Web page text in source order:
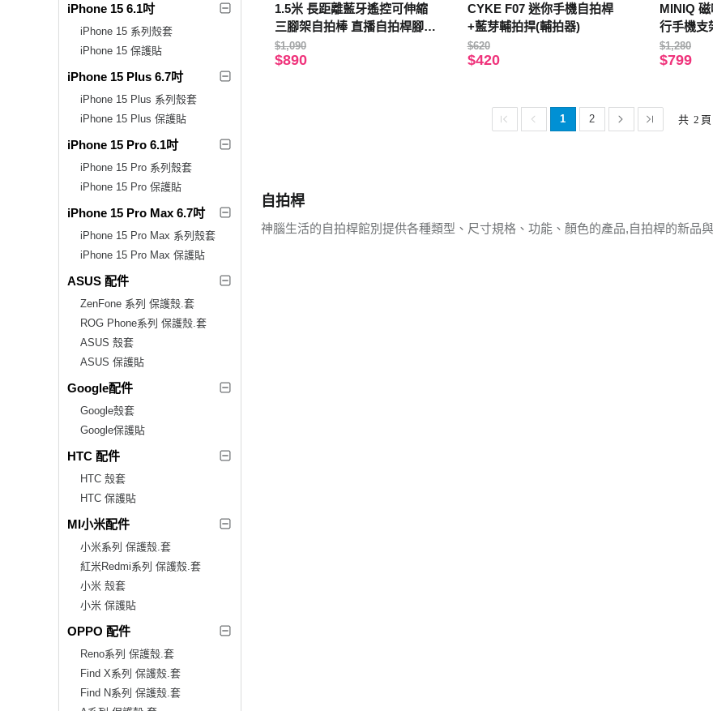
iPhone 15 6.1吋
iPhone 15 系列殼套
iPhone 15 保護貼
iPhone 15 Plus 6.7吋
iPhone 15 Plus 系列殼套
iPhone 15 Plus 保護貼
iPhone 15 Pro 6.1吋
iPhone 15 Pro 系列殼套
iPhone 15 Pro 保護貼
iPhone 15 Pro Max 6.7吋
iPhone 15 Pro Max 系列殼套
iPhone 15 Pro Max 保護貼
ASUS 配件
ZenFone 系列 保護殼.套
ROG Phone系列 保護殼.套
ASUS 殼套
ASUS 保護貼
Google配件
Google殼套
Google保護貼
HTC 配件
HTC 殼套
HTC 保護貼
MI小米配件
小米系列 保護殼.套
紅米Redmi系列 保護殼.套
小米 殼套
小米 保護貼
OPPO 配件
Reno系列 保護殼.套
Find X系列 保護殼.套
Find N系列 保護殼.套
1.5米 長距離藍牙遙控可伸縮
三腳架自拍棒 直播自拍桿腳架
通用手機/相機/GoPro (霧面黑)
$1,090
$890
CYKE F07 迷你手機自拍桿
+藍芽輔拍捍(輔拍器)
$620
$420
MINIQ
行手機支
計、易於
$1,280
$799
1 2 共 2
自拍桿
神腦生活的自拍桿館別提供各種類型、尺寸規格、功能、顏色的產品,自拍桿的新品